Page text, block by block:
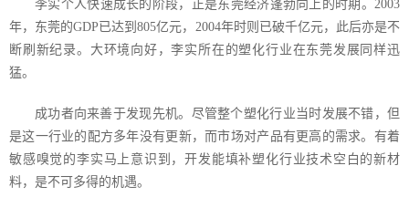
李实个人快速成长的阶段，正是东莞经济蓬勃向上的时期。 2003
年，东莞的GDP 已达到805亿元， 2004年时则已破千亿元，此后亦是不
断刷新纪录。大环境向好，李实所在的塑化行业在东莞发展同样迅
猛。
成功者向来善于发现先机。尽管整个塑化行业当时发展不错，但
是这一行业的配方多年没有更新，而市场对产品有更高的需求。有着
敏感嗅觉的李实马上意识到，开发能填补塑化行业技术空白的新材
料，是不可多得的机遇。